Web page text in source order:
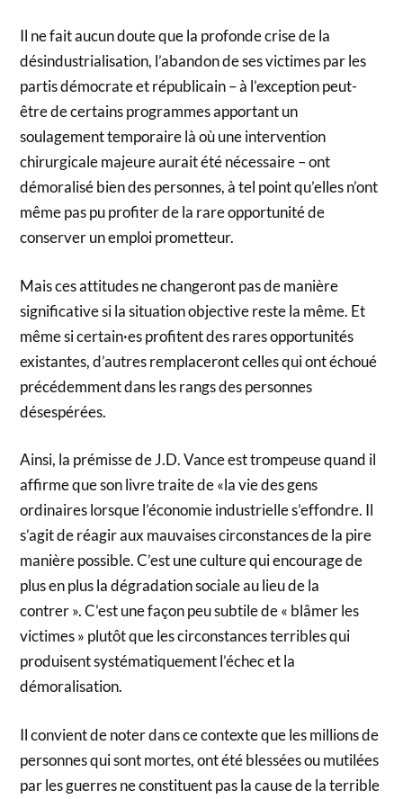
Il ne fait aucun doute que la profonde crise de la
désindustrialisation, l’abandon de ses victimes par les
partis démocrate et républicain – à l’exception peut-
être de certains programmes apportant un
soulagement temporaire là où une intervention
chirurgicale majeure aurait été nécessaire – ont
démoralisé bien des personnes, à tel point qu’elles n’ont
même pas pu profiter de la rare opportunité de
conserver un emploi prometteur.
Mais ces attitudes ne changeront pas de manière
significative si la situation objective reste la même. Et
même si certain·es profitent des rares opportunités
existantes, d’autres remplaceront celles qui ont échoué
précédemment dans les rangs des personnes
désespérées.
Ainsi, la prémisse de J.D. Vance est trompeuse quand il
affirme que son livre traite de «la vie des gens
ordinaires lorsque l’économie industrielle s’effondre. Il
s’agit de réagir aux mauvaises circonstances de la pire
manière possible. C’est une culture qui encourage de
plus en plus la dégradation sociale au lieu de la
contrer ». C’est une façon peu subtile de « blâmer les
victimes » plutôt que les circonstances terribles qui
produisent systématiquement l’échec et la
démoralisation.
Il convient de noter dans ce contexte que les millions de
personnes qui sont mortes, ont été blessées ou mutilées
par les guerres ne constituent pas la cause de la terrible